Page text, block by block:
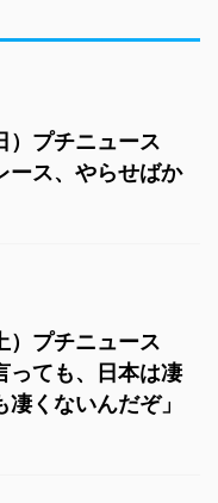
プチニュース
ース、やらせばか
プチニュース
っても、日本は凄
くないんだぞ」